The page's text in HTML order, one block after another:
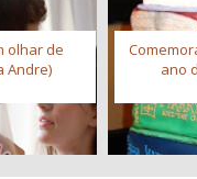
olhar de
Andre)
ano